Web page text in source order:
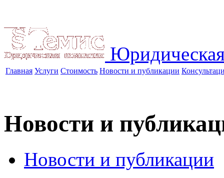
Главная Услуги Стоимость Новости и публикации
Новости и
Новости и публикации